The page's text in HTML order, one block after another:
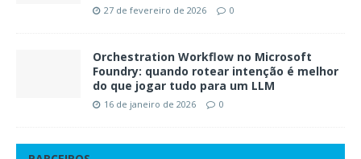
27 de fevereiro de 2026 0
Orchestration Workflow no Microsoft
Foundry: quando rotear intenção é melhor
do que jogar tudo para um LLM
16 de janeiro de 2026 0